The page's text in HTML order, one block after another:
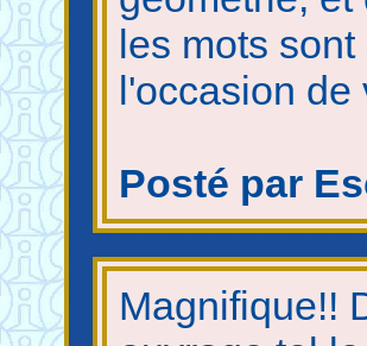
les mots
l'occasion de
Posté par
Magnifique!!